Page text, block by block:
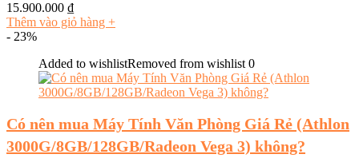
15.900.000 ₫
Thêm vào giỏ hàng +
- 23%
Added to wishlistRemoved from wishlist 0
Có nên mua Máy Tính Văn Phòng Giá Rẻ (Athlon
3000G/8GB/128GB/Radeon Vega 3) không?